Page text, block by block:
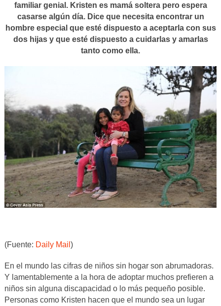
familiar genial. Kristen es mamá soltera pero espera
casarse algún día. Dice que necesita encontrar un
hombre especial que esté dispuesto a aceptarla con sus
dos hijas y que esté dispuesto a cuidarlas y amarlas
tanto como ella.
(Fuente: Daily Mail )
En el mundo las cifras de niños sin hogar son abrumadoras.
Y lamentablemente a la hora de adoptar muchos prefieren a
niños sin alguna discapacidad o lo más pequeño posible.
Personas como Kristen hacen que el mundo sea un lugar